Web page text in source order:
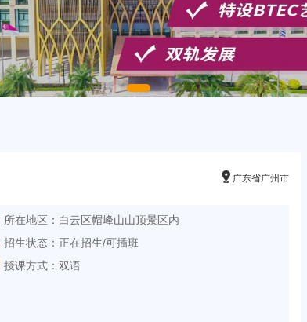
 广东省广州市
所在地区： 白云区帽峰山山顶景区内
招生状态： 正在招生/可插班
授课方式： 双语